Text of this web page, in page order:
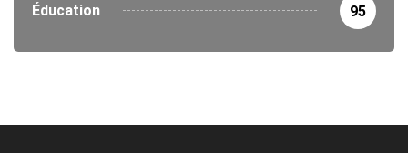
Éducation 95